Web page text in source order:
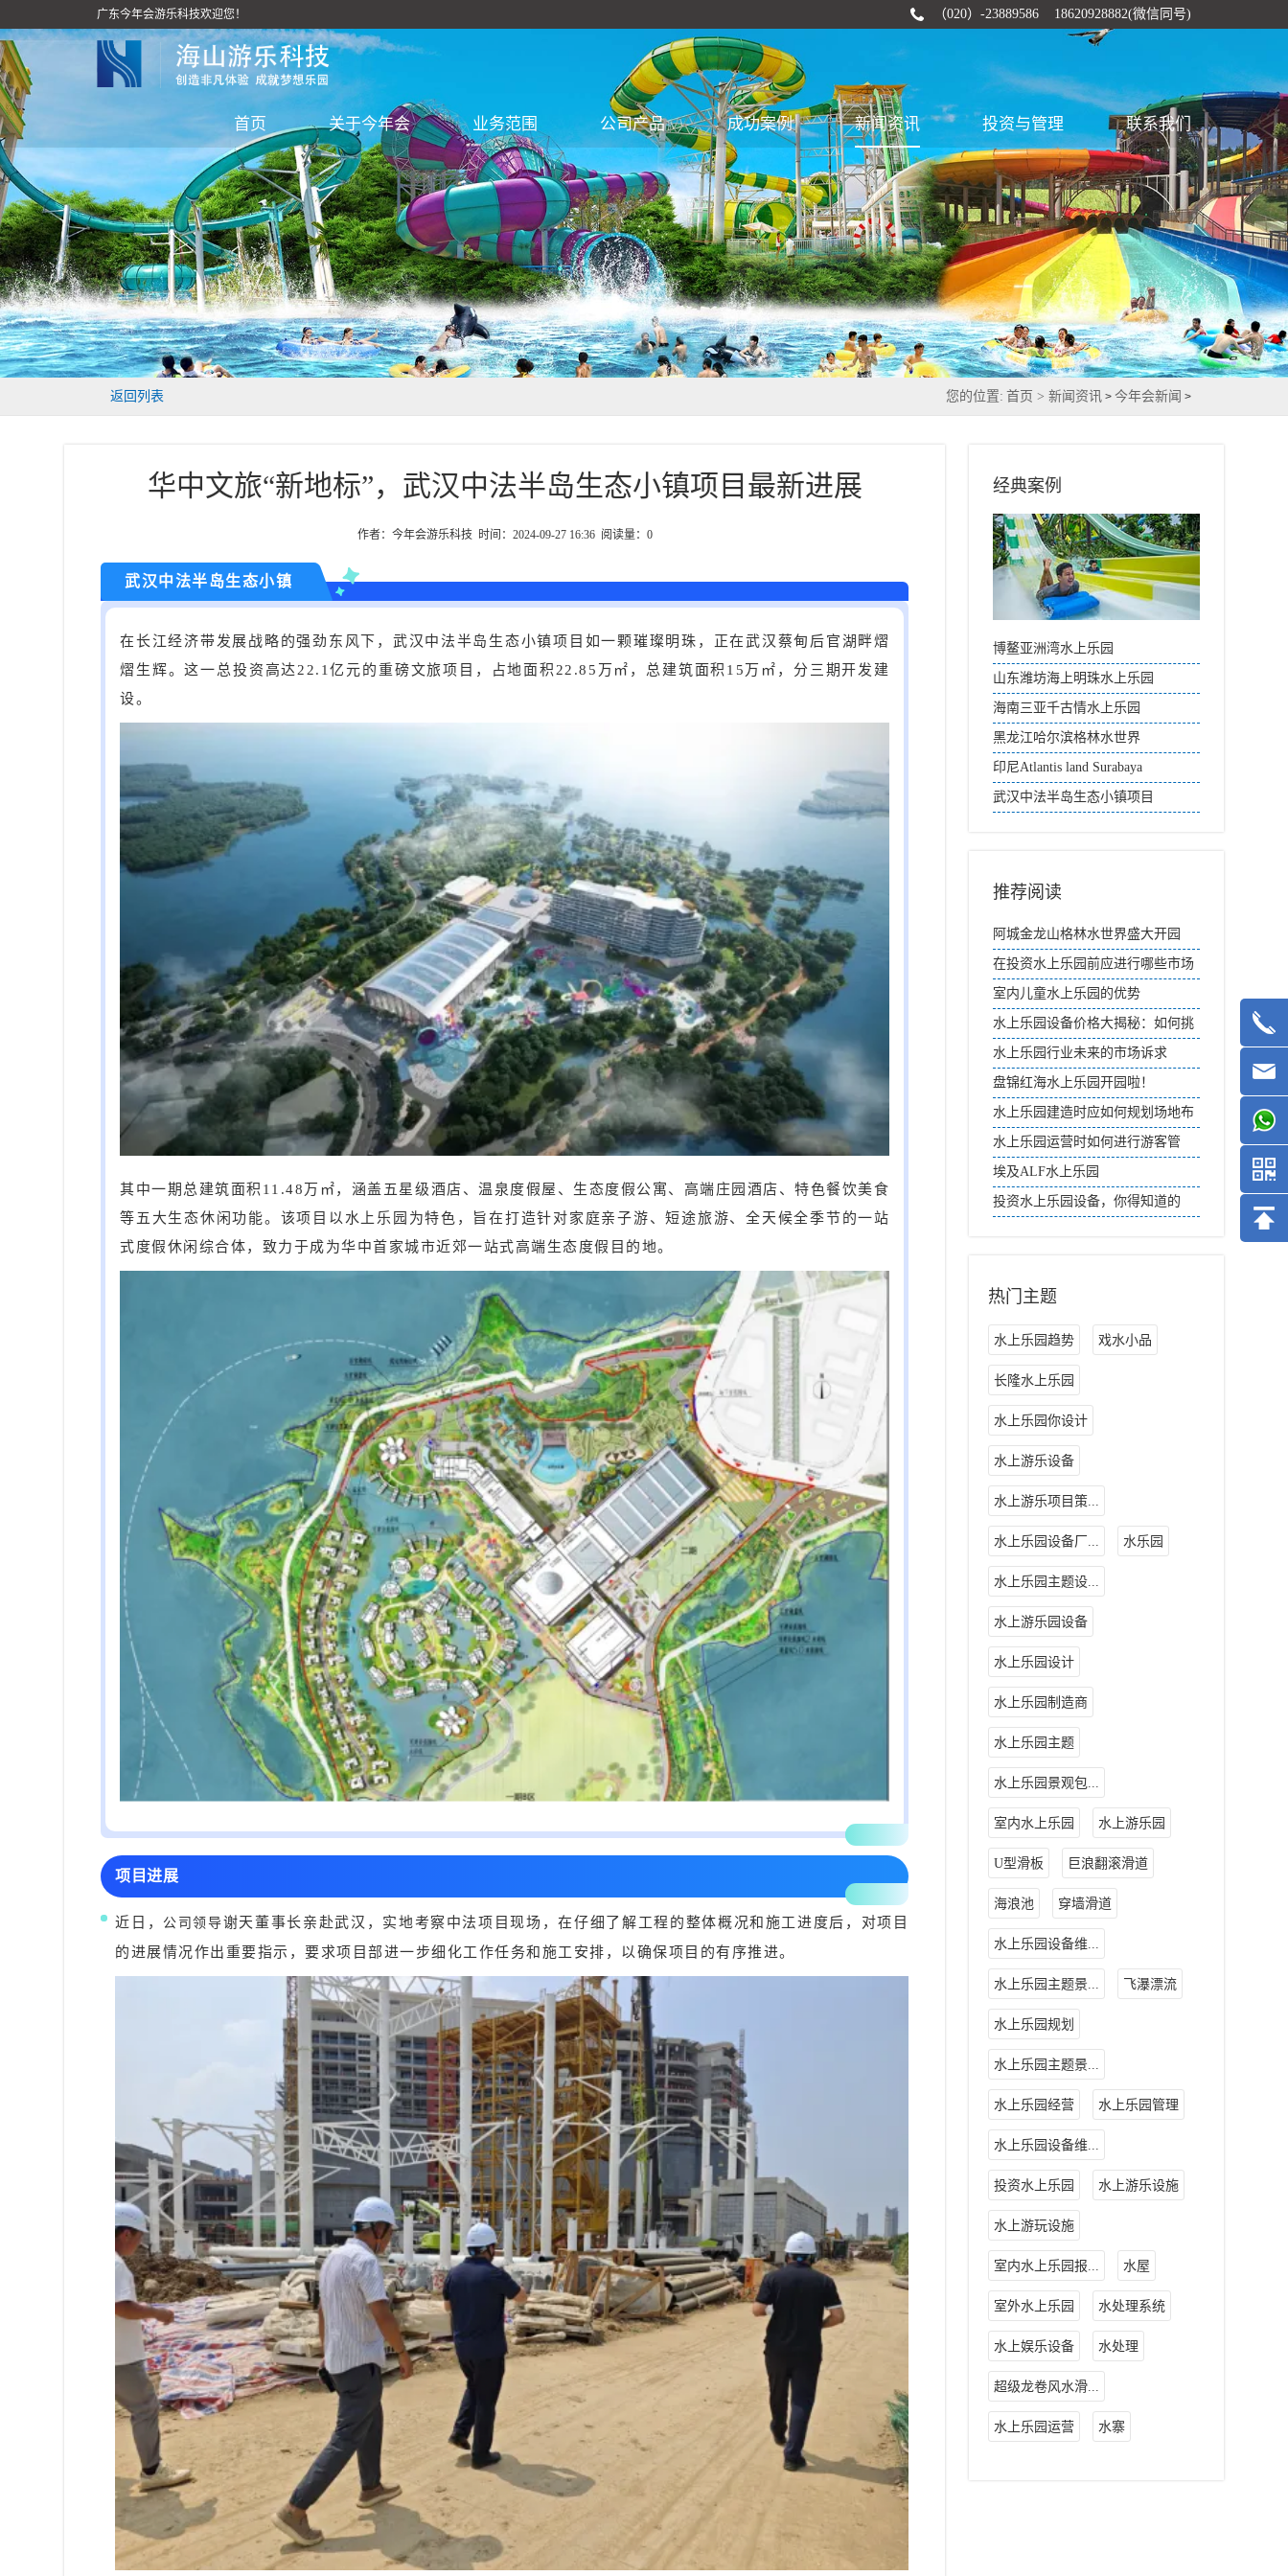
广东今年会游乐科技欢迎您！ （020）-23889586 18620928882(微信同号)
首页 关于今年会 业务范围 公司产品 成功案例 新闻资讯 投资与管理 联系我们
返回列表 您的位置: 首页 >新闻资讯 > 今年会新闻 >
华中文旅“新地标”，武汉中法半岛生态小镇项目最新进展
作者：今年会游乐科技 时间：2024-09-27 16:36 阅读量： 0
武汉中法半岛生态小镇
在长江经济带发展战略的强劲东风下，武汉中法半岛生态小镇项目如一颗璀璨明珠，正在武汉蔡甸后官湖畔熠
熠生辉。这一总投资高达22.1亿元的重磅文旅项目，占地面积22.85万㎡，总建筑面积15万㎡，分三期开发建
设。
其中一期总建筑面积11.48万㎡，涵盖五星级酒店、温泉度假屋、生态度假公寓、高端庄园酒店、特色餐饮美食
等五大生态休闲功能。该项目以水上乐园为特色，旨在打造针对家庭亲子游、短途旅游、全天候全季节的一站
式度假休闲综合体，致力于成为华中首家城市近郊一站式高端生态度假目的地。
项目进展
近日， 公司领导谢天董事长亲赴武汉，实地考察中法项目现场，在仔细了解工程的整体概况和施工进度后，对项目
的进展情况作出重要指示，要求项目部进一步细化工作任务和施工安排，以确保项目的有序推进。
经典案例
博鳌亚洲湾水上乐园
山东潍坊海上明珠水上乐园
海南三亚千古情水上乐园
黑龙江哈尔滨格林水世界
印尼Atlantis land Surabaya
武汉中法半岛生态小镇项目
推荐阅读
阿城金龙山格林水世界盛大开园
在投资水上乐园前应进行哪些市场
研究？
室内儿童水上乐园的优势
水上乐园设备价格大揭秘：如何挑
选性价比高的产品
水上乐园行业未来的市场诉求
盘锦红海水上乐园开园啦！
水上乐园建造时应如何规划场地布
局？
水上乐园运营时如何进行游客管
理？
埃及ALF水上乐园
投资水上乐园设备，你得知道的
热门主题
水上乐园趋势 戏水小品
长隆水上乐园
水上乐园你设计
水上游乐设备
水上游乐项目策...
水上乐园设备厂... 水乐园
水上乐园主题设...
水上游乐园设备
水上乐园设计
水上乐园制造商
水上乐园主题
水上乐园景观包...
室内水上乐园 水上游乐园
U型滑板 巨浪翻滚滑道
海浪池 穿墙滑道
水上乐园设备维...
水上乐园主题景... 飞瀑漂流
水上乐园规划
水上乐园主题景...
水上乐园经营 水上乐园管理
水上乐园设备维...
投资水上乐园 水上游乐设施
水上游玩设施
室内水上乐园报... 水屋
室外水上乐园 水处理系统
水上娱乐设备 水处理
超级龙卷风水滑...
水上乐园运营 水寨